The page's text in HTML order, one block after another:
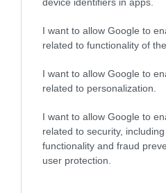
I want to allow Google to
related to functionality of
I want to allow Google to
related to personalization.
I want to allow Google to
related to security,
functionality and fraud
user protection.
A TUDÓSOK 262 ÚJ FAJT